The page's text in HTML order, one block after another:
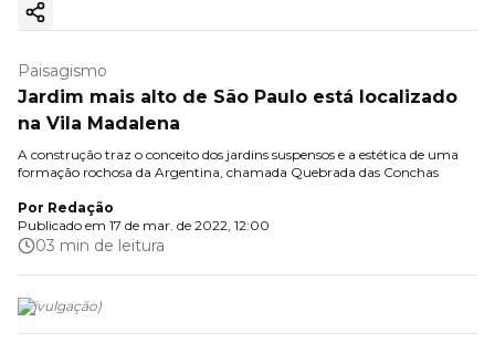
Copiar link
Paisagismo
Jardim mais alto de São Paulo está localizado
na Vila Madalena
A construção traz o conceito dos jardins suspensos e a estética de uma
formação rochosa da Argentina, chamada Quebrada das Conchas
Por Redação
Publicado em 17 de mar. de 2022, 12:00
03 min de leitura
(Divulgação)